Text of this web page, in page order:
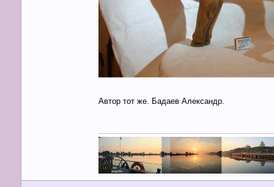
Автор тот же. Бадаев Александр.